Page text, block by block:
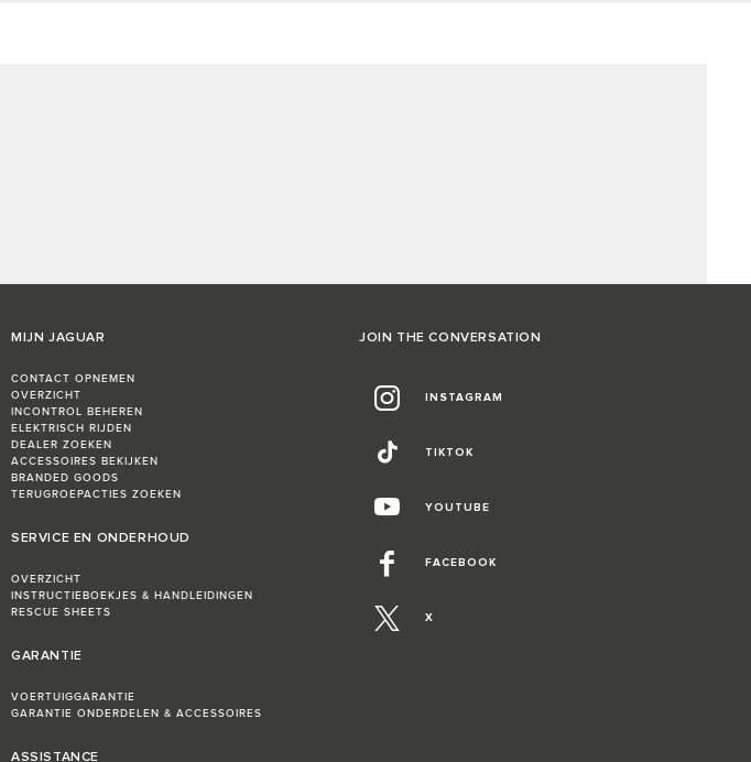
MIJN JAGUAR
CONTACT OPNEMEN
OVERZICHT
INCONTROL BEHEREN
ELEKTRISCH RIJDEN
DEALER ZOEKEN
ACCESSOIRES BEKIJKEN
BRANDED GOODS
TERUGROEPACTIES ZOEKEN
SERVICE EN ONDERHOUD
OVERZICHT
INSTRUCTIEBOEKJES & HANDLEIDINGEN
RESCUE SHEETS
GARANTIE
VOERTUIGGARANTIE
GARANTIE ONDERDELEN & ACCESSOIRES
ASSISTANCE
JOIN THE CONVERSATION
INSTAGRAM
TIKTOK
YOUTUBE
FACEBOOK
X